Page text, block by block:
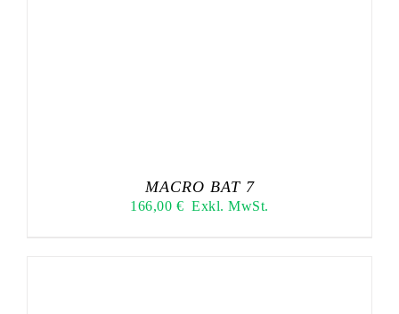
MACRO BAT 7
166,00 € Exkl. MwSt.